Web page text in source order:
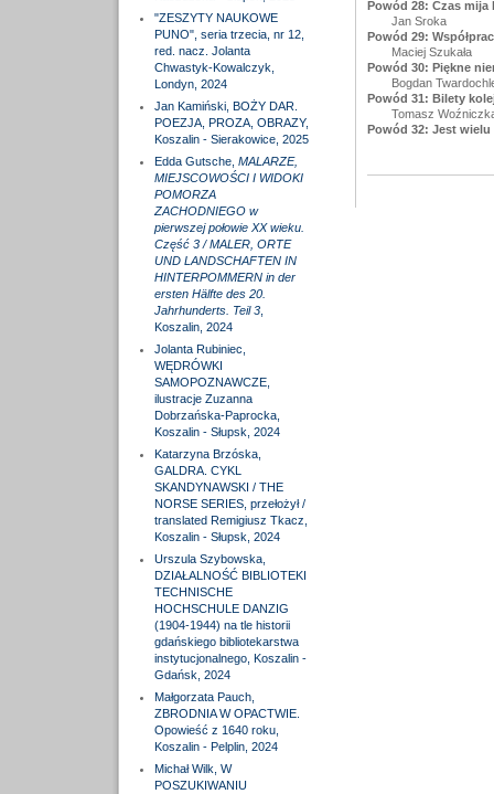
"ZESZYTY NAUKOWE
PUNO", seria trzecia, nr 12,
red. nacz. Jolanta
Chwastyk-Kowalczyk,
Londyn, 2024
Jan Kamiński, BOŻY DAR.
POEZJA, PROZA, OBRAZY,
Koszalin - Sierakowice, 2025
Edda Gutsche, MALARZE,
MIEJSCOWOŚCI I WIDOKI
POMORZA
ZACHODNIEGO w
pierwszej połowie XX wieku.
Część 3 / MALER, ORTE
UND LANDSCHAFTEN IN
HINTERPOMMERN in der
ersten Hälfte des 20.
Jahrhunderts. Teil 3,
Koszalin, 2024
Jolanta Rubiniec,
WĘDRÓWKI
SAMOPOZNAWCZE,
ilustracje Zuzanna
Dobrzańska-Paprocka,
Koszalin - Słupsk, 2024
Katarzyna Brzóska,
GALDRA. CYKL
SKANDYNAWSKI / THE
NORSE SERIES, przełożył /
translated Remigiusz Tkacz,
Koszalin - Słupsk, 2024
Urszula Szybowska,
DZIAŁALNOŚĆ BIBLIOTEKI
TECHNISCHE
HOCHSCHULE DANZIG
(1904-1944) na tle historii
gdańskiego bibliotekarstwa
instytucjonalnego, Koszalin -
Gdańsk, 2024
Małgorzata Pauch,
ZBRODNIA W OPACTWIE.
Opowieść z 1640 roku,
Koszalin - Pelplin, 2024
Michał Wilk, W
POSZUKIWANIU
Powód 28: Czas mija
Jan Sroka
Powód 29:
Maciej Szukała
Powód 30: Piękne
Bogdan
Powód 31: Bilety
Tomasz
Powód 32: Jest